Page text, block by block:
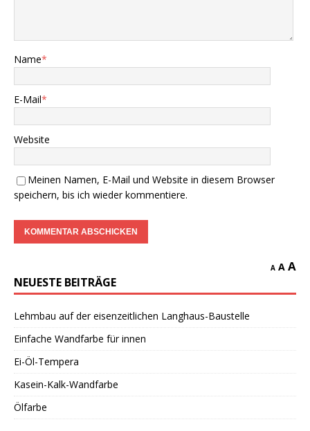
Name*
E-Mail*
Website
Meinen Namen, E-Mail und Website in diesem Browser
speichern, bis ich wieder kommentiere.
A A A
NEUESTE BEITRÄGE
Lehmbau auf der eisenzeitlichen Langhaus-Baustelle
Einfache Wandfarbe für innen
Ei-Öl-Tempera
Kasein-Kalk-Wandfarbe
Ölfarbe